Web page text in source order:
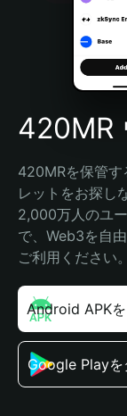
Português (Brasil)
Español
420MR
420MRを保管す
レットをお探し
2,000万人のユ
で、Web3を自
ご利用ください。
Android APK
Google Playを